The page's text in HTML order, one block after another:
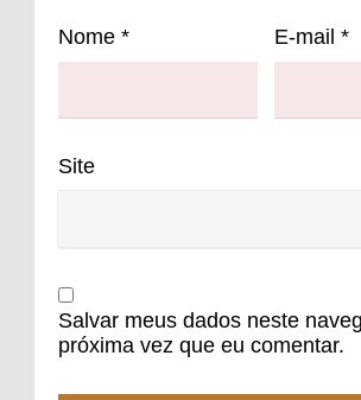
Nome * E-mail *
Site
Salvar meus dados neste
próxima vez que eu comentar.